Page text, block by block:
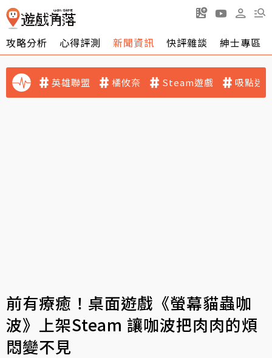
攻略分析 心得評測 新聞資訊 快評雜談 紳士專區
英雄聯盟 橘攸奈 Steam遊戲 吸點迷
前有療癒！桌面遊戲《螢幕貓蟲咖
波》上架Steam 讓咖波把肉肉的煩
悶變不見